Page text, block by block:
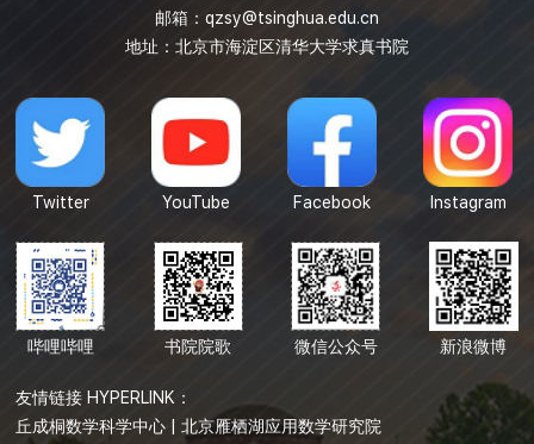
邮箱： qzsy@tsinghua.edu.cn
地址：北京市海淀区清华大学求真书院
Twitter YouTube Facebook Instagram
哔哩哔哩 书院院歌 微信公众号 新浪微博
友情链接 HYPERLINK：
丘成桐数学科学中心 |北京雁栖湖应用数学研究院